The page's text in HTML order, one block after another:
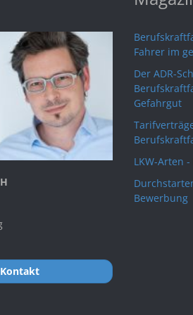
Kontakt
Fahrer im
Der ADR-
Gefahrgut
LKW-Arten
Bewerbung